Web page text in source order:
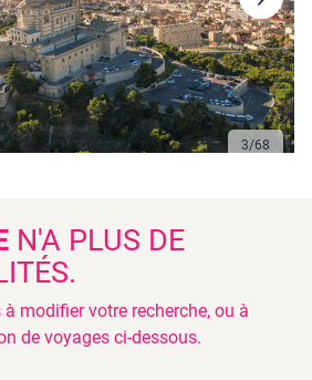
3/68
N'A PLUS DE
modifier votre recherche, ou à
de voyages ci-dessous.